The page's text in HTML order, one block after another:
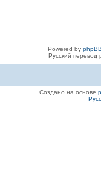
Powered by
Русский
Создано на основе